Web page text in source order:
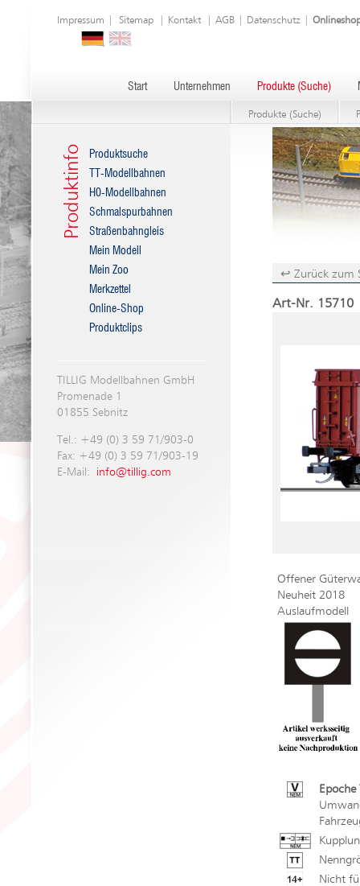
Impressum Sitemap Kontakt AGB Datenschutz
Start Unternehmen Produkte (Suche)
Produkte (Suche)
Produktinfo
Produktsuche
TT-Modellbahnen
H0-Modellbahnen
Schmalspurbahnen
Straßenbahngleis
Mein Modell
Mein Zoo
Merkzettel
Online-Shop
Produktclips
TILLIG Modellbahnen GmbH
Promenade 1
01855 Sebnitz
Tel.: +49 (0) 3 59 71/903-0
Fax: +49 (0) 3 59 71/903-19
E-Mail: info@tillig.com
↩ Zurück zum
Art-Nr. 15710
Offener
Neuheit 2018
Auslaufmodell
Nicht